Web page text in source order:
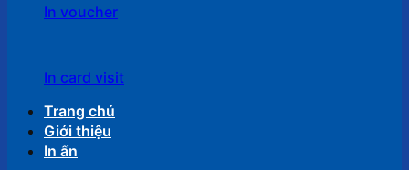
In voucher
In card visit
Trang chủ
Giới thiệu
In ấn